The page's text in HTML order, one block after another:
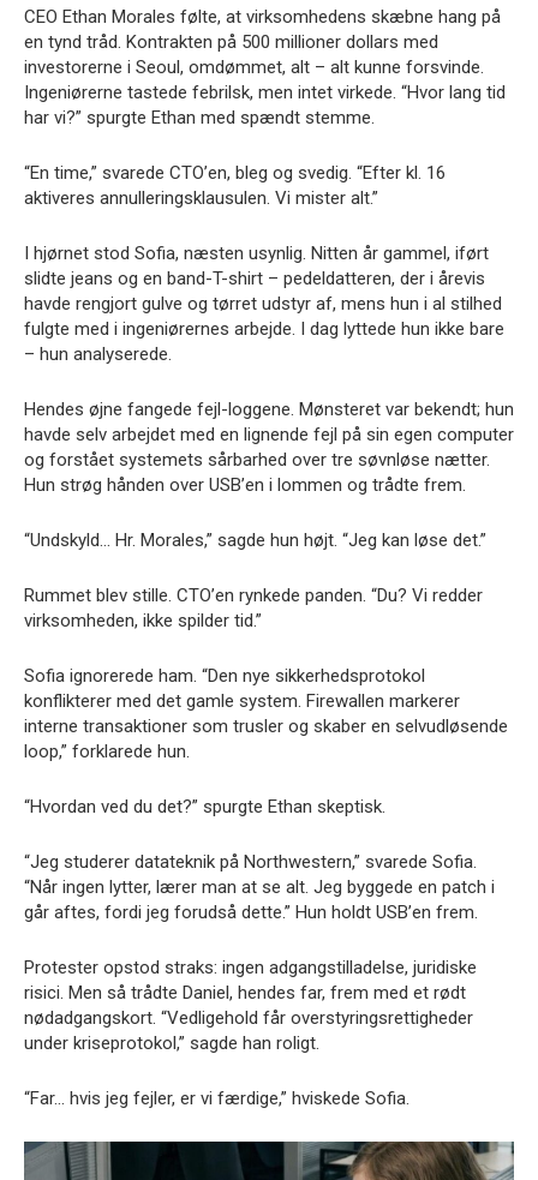
CEO Ethan Morales følte, at virksomhedens skæbne hang på
en tynd tråd. Kontrakten på 500 millioner dollars med
investorerne i Seoul, omdømmet, alt – alt kunne forsvinde.
Ingeniørerne tastede febrilsk, men intet virkede. “Hvor lang tid
har vi?” spurgte Ethan med spændt stemme.
“En time,” svarede CTO’en, bleg og svedig. “Efter kl. 16
aktiveres annulleringsklausulen. Vi mister alt.”
I hjørnet stod Sofia, næsten usynlig. Nitten år gammel, iført
slidte jeans og en band-T-shirt – pedeldatteren, der i årevis
havde rengjort gulve og tørret udstyr af, mens hun i al stilhed
fulgte med i ingeniørernes arbejde. I dag lyttede hun ikke bare
– hun analyserede.
Hendes øjne fangede fejl-loggene. Mønsteret var bekendt; hun
havde selv arbejdet med en lignende fejl på sin egen computer
og forstået systemets sårbarhed over tre søvnløse nætter.
Hun strøg hånden over USB’en i lommen og trådte frem.
“Undskyld… Hr. Morales,” sagde hun højt. “Jeg kan løse det.”
Rummet blev stille. CTO’en rynkede panden. “Du? Vi redder
virksomheden, ikke spilder tid.”
Sofia ignorerede ham. “Den nye sikkerhedsprotokol
konflikterer med det gamle system. Firewallen markerer
interne transaktioner som trusler og skaber en selvudløsende
loop,” forklarede hun.
“Hvordan ved du det?” spurgte Ethan skeptisk.
“Jeg studerer datateknik på Northwestern,” svarede Sofia.
“Når ingen lytter, lærer man at se alt. Jeg byggede en patch i
går aftes, fordi jeg forudså dette.” Hun holdt USB’en frem.
Protester opstod straks: ingen adgangstilladelse, juridiske
risici. Men så trådte Daniel, hendes far, frem med et rødt
nødadgangskort. “Vedligehold får overstyringsrettigheder
under kriseprotokol,” sagde han roligt.
“Far… hvis jeg fejler, er vi færdige,” hviskede Sofia.